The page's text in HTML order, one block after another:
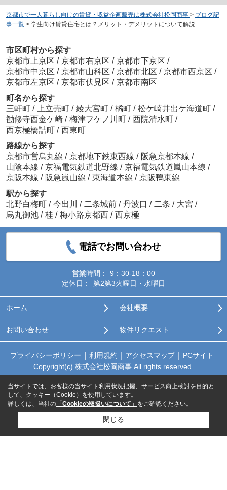
京都市で一人暮らし向けの賃貸・収益企画販売は株式会社松岡商事 > ブログ記
事一覧 > 学生向け賃貸住宅とは？メリット・デメリットについて解説
市区町村から探す
京都市上京区 / 京都市右京区 / 京都市下京区 /
京都市中京区 / 京都市山科区 / 京都市北区 / 京都市西京区 /
京都市左京区 / 京都市伏見区 / 京都市南区
町名から探す
三軒町 / 上立売町 / 綾大宮町 / 橘町 / 松ケ崎井出ケ海道町 /
勧修寺西金ケ崎 / 梅津フケノ川町 / 西院清水町 /
西京極橋詰町 / 西東町
路線から探す
京都市営烏丸線 / 京都地下鉄東西線 / 阪急京都本線 /
山陰本線 / 京福電気鉄道北野線 / 京福電気鉄道嵐山本線 /
京阪本線 / 阪急嵐山線 / 東海道本線 / 京阪鴨東線
駅から探す
北野白梅町 / 今出川 / 二条城前 / 丹波口 / 二条 / 大宮 /
烏丸御池 / 桂 / 梅小路京都西 / 西京極
電話でお問い合わせ
営業時間：
9：30-18：00
定休日：
第2第3火曜日・水曜日
ホーム 会社概要
お問い合わせ 物件リクエスト
プライバシーポリシー 利用規約 アクセスマップ
PCサイト
Copyright(c) 株式会社松岡商事 All rights reserved.
当サイトでは、お客様の当サイト利用状況把握、サービス向上検討を目的と
して、クッキー（Cookie）を使用しています。
詳しくは、当社の 「Cookieの取扱いについて」 をご確認ください。
閉じる